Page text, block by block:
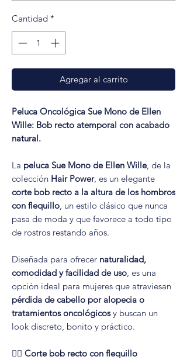
Cantidad *
Agregar al carrito
Peluca Oncológica Sue Mono de Ellen
Wille: Bob recto atemporal con acabado
natural.
La peluca Sue Mono de Ellen Wille, de la
colección Hair Power, es un elegante
corte bob recto a la altura de los hombros
con flequillo, un estilo clásico que nunca
pasa de moda y que favorece a todo tipo
de rostros restando años.
Diseñada para ofrecer naturalidad,
comodidad y facilidad de uso, es una
opción ideal para mujeres que atraviesan
pérdida de cabello por alopecia o
tratamientos oncológicosy buscan un
look discreto, bonito y práctico.
💇‍♀️ Corte bob recto con flequillo